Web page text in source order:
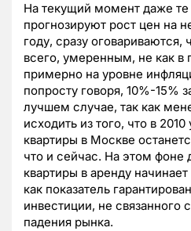
На текущий момент даже
прогнозируют рост цен на
году, сразу оговариваются,
всего, умеренным, не как в
примерно на уровне
попросту говоря, 10%-15%
лучшем случае, так как
исходить из того, что в
квартиры в Москве
что и сейчас. На этом фоне
квартиры в аренду
как показатель
инвестиции, не связанного
падения рынка.